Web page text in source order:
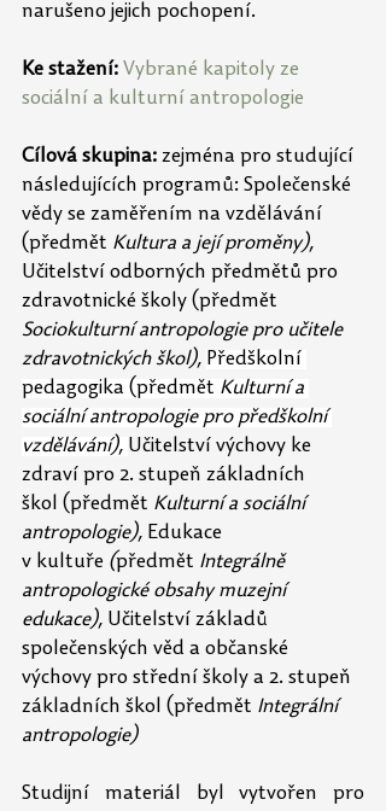
narušeno jejich pochopení.
Ke stažení: Vybrané kapitoly ze
sociální a kulturní antropologie
Cílová skupina: zejména pro studující
následujících programů: Společenské
vědy se zaměřením na vzdělávání
(předmět Kultura a její proměny),
Učitelství odborných předmětů pro
zdravotnické školy (předmět
Sociokulturní antropologie pro učitele
zdravotnických škol), Předškolní
pedagogika (předmět Kulturní a
sociální antropologie pro předškolní
vzdělávání), Učitelství výchovy ke
zdraví pro 2. stupeň základních
škol (předmět Kulturní a sociální
antropologie), Edukace
v kultuře (předmět Integrálně
antropologické obsahy muzejní
edukace), Učitelství základů
společenských věd a občanské
výchovy pro střední školy a 2. stupeň
základních škol (předmět Integrální
antropologie)
Studijní materiál byl vytvořen pro